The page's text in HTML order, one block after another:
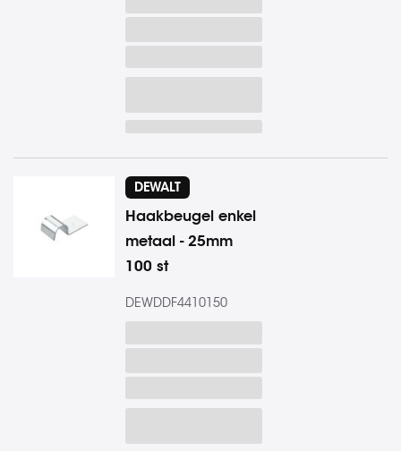
DEWALT
Haakbeugel enkel
metaal - 25mm
100 st
DEWDDF4410150